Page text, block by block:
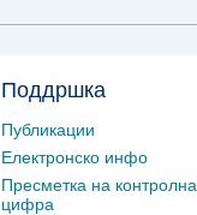
Поддршка
Публикации
Електронско инфо
Пресметка на контролна
цифра